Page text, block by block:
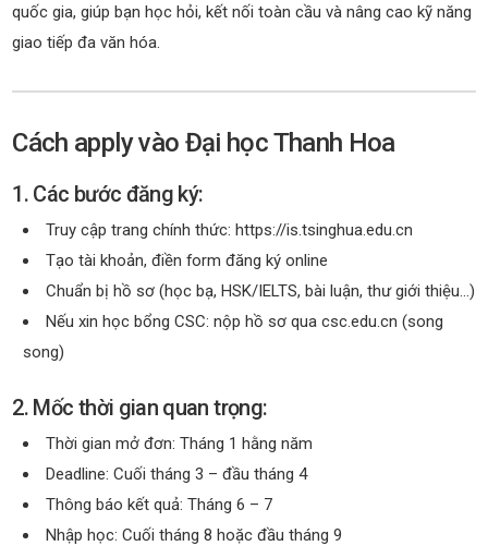
quốc gia, giúp bạn học hỏi, kết nối toàn cầu và nâng cao kỹ năng
giao tiếp đa văn hóa.
Cách apply vào Đại học Thanh Hoa
1. Các bước đăng ký:
Truy cập trang chính thức:https://is.tsinghua.edu.cn
Tạo tài khoản, điền form đăng ký online
Chuẩn bị hồ sơ (học bạ, HSK/IELTS, bài luận, thư giới thiệu…)
Nếu xin học bổng CSC: nộp hồ sơ qua csc.edu.cn (song
song)
2. Mốc thời gian quan trọng:
Thời gian mở đơn: Tháng 1 hằng năm
Deadline: Cuối tháng 3 – đầu tháng 4
Thông báo kết quả: Tháng 6 – 7
Nhập học: Cuối tháng 8 hoặc đầu tháng 9